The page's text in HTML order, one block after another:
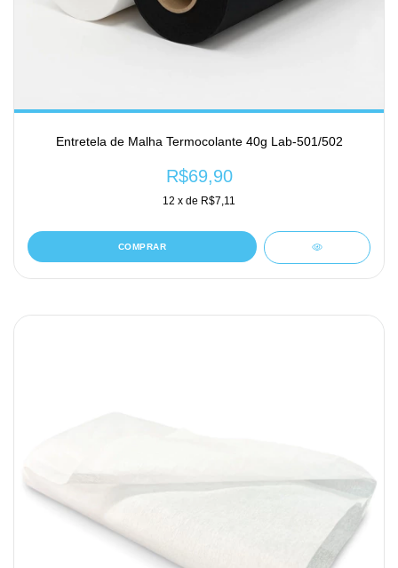
Entretela de Malha Termocolante 40g Lab-501/502
R$69,90
12 x de R$7,11
COMPRAR